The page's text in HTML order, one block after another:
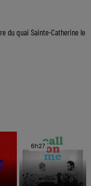
du quai Sainte-Catherine le
6h27
6h27